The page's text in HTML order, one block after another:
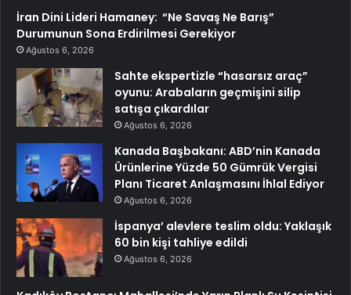
İran Dini Lideri Hamaney: “Ne Savaş Ne Barış”
Durumunun Sona Erdirilmesi Gerekiyor
Ağustos 6, 2026
Sahte ekspertizle “hasarsız araç”
oyunu: Arabaların geçmişini silip
satışa çıkardılar
Ağustos 6, 2026
Kanada Başbakanı: ABD’nin Kanada
Ürünlerine Yüzde 50 Gümrük Vergisi
Planı Ticaret Anlaşmasını İhlal Ediyor
Ağustos 6, 2026
İspanya’ alevlere teslim oldu: Yaklaşık
60 bin kişi tahliye edildi
Ağustos 6, 2026